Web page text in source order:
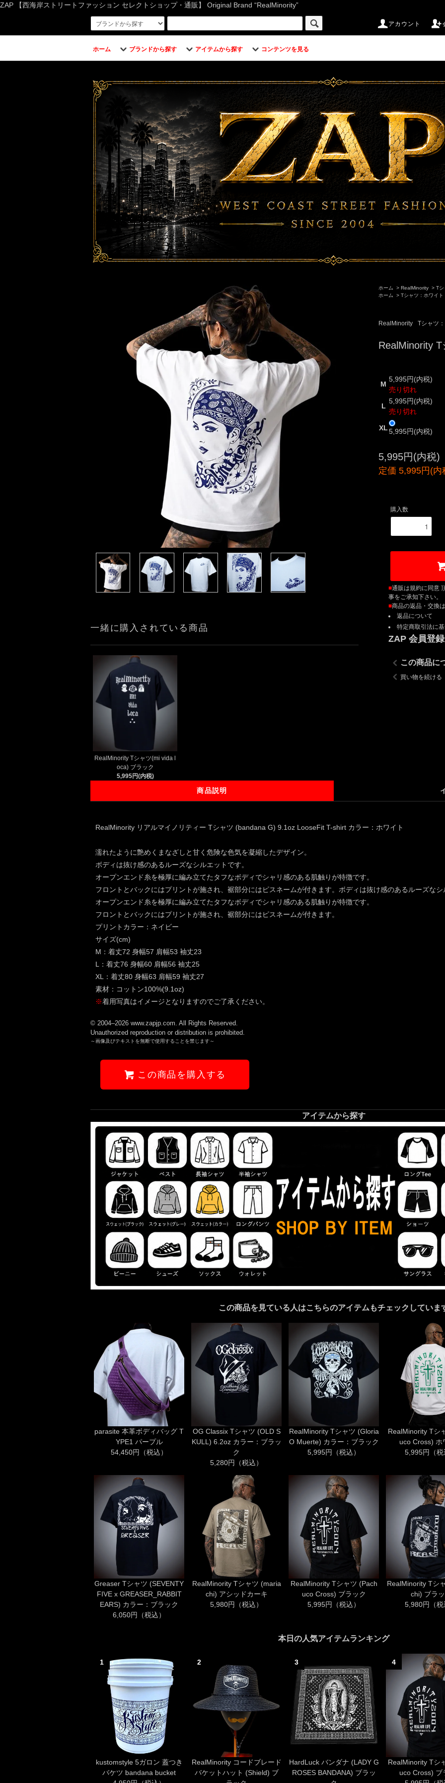
ZAP 【西海岸ストリートファッション セレクトショップ・通販】 Original Brand “RealMinority”
アカウント
ホーム ブランドから探す アイテムから探す コンテンツを見る
一緒に購入されている商品
RealMinority Tシャツ(mi vida l
oca) ブラック
5,995円(内税)
ホーム > RealMinority > Tシ
ホーム
> Tシャツ：ホワイト
RealMinority Tシャツ
RealMinority
M
5,995円(内税)
売り切れ
L
5,995円(内税)
売り切れ
XL5,995円(内税)
5,995円(内税)
定価 5,995円(内
購入数
■通販は規約に同意
事をご承知下さい。
■商品の返品・交換
返品について
特定商取引法に
ZAP 会員登
この商品に
買い物を続ける
商品説明
RealMinority リアルマイノリティー Tシャツ (bandana G) 9.1oz LooseFit T-shirt カラー：ホワイト
濡れたように艶めくまなざしと甘く危険な色気を凝縮したデザイン。
ボディは抜け感のあるルーズなシルエットです。
オープンエンド糸を極厚に編み立てたタフなボディでシャリ感のある肌触りが特徴です。
フロントとバックにはプリントが施され、裾部分にはピスネームが付きます。ボディは抜け感のあるルーズな
オープンエンド糸を極厚に編み立てたタフなボディでシャリ感のある肌触りが特徴です。
フロントとバックにはプリントが施され、裾部分にはピスネームが付きます。
プリントカラー：ネイビー
サイズ(cm)
M：着丈72 身幅57 肩幅53 袖丈23
L：着丈76 身幅60 肩幅56 袖丈25
XL：着丈80 身幅63 肩幅59 袖丈27
素材：コットン100%(9.1oz)
※着用写真はイメージとなりますのでご了承ください。
© 2004–2026 www.zapjp.com. All Rights Reserved.
Unauthorized reproduction or distribution is prohibited.
～画像及びテキストを無断で使用することを禁じます～
この商品を購入する
アイテムから探す
この商品を見ている人はこちらのアイテムもチェックしていま
parasite 本革ボディバッグ T
YPE1 パープル
54,450円（税込）
OG Classix Tシャツ (OLD S
KULL) 6.2oz カラー：ブラッ
ク
5,280円（税込）
RealMinority Tシャツ (Gloria
O Muerte) カラー：ブラック
5,995円（税込）
RealMinority Tシ
uco Cross) ホ
5,995円（税
Greaser Tシャツ (SEVENTY
FIVE x GREASER_RABBIT
EARS) カラー：ブラック
6,050円（税込）
RealMinority Tシャツ (maria
chi) アシッドカーキ
5,980円（税込）
RealMinority Tシャツ (Pach
uco Cross) ブラック
5,995円（税込）
RealMinority Tシ
chi) ブラ
5,980円（税
本日の人気アイテムランキング
1
kustomstyle 5ガロン 蓋つき
バケツ bandana bucket
2
RealMinority コードブレード
バケットハット (Shield) ブ
3
HardLuck バンダナ (LADY G
ROSES BANDANA) ブラッ
4
RealMinority Tシ
uco Cross) ブ